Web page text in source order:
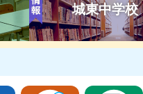
城東中学校